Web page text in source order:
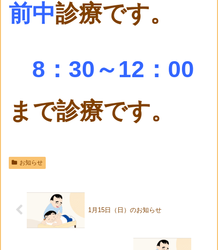
前中診療です。
8：30～12：00
まで診療です。
お知らせ
1月15日（日）のお知らせ